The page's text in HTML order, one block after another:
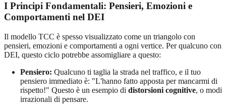
I Principi Fondamentali: Pensieri, Emozioni e
Comportamenti nel DEI
Il modello TCC è spesso visualizzato come un triangolo con
pensieri, emozioni e comportamenti a ogni vertice. Per qualcuno con
DEI, questo ciclo potrebbe assomigliare a questo:
Pensiero: Qualcuno ti taglia la strada nel traffico, e il tuo
pensiero immediato è: "L'hanno fatto apposta per mancarmi di
rispetto!" Questo è un esempio di distorsioni cognitive, o modi
irrazionali di pensare.